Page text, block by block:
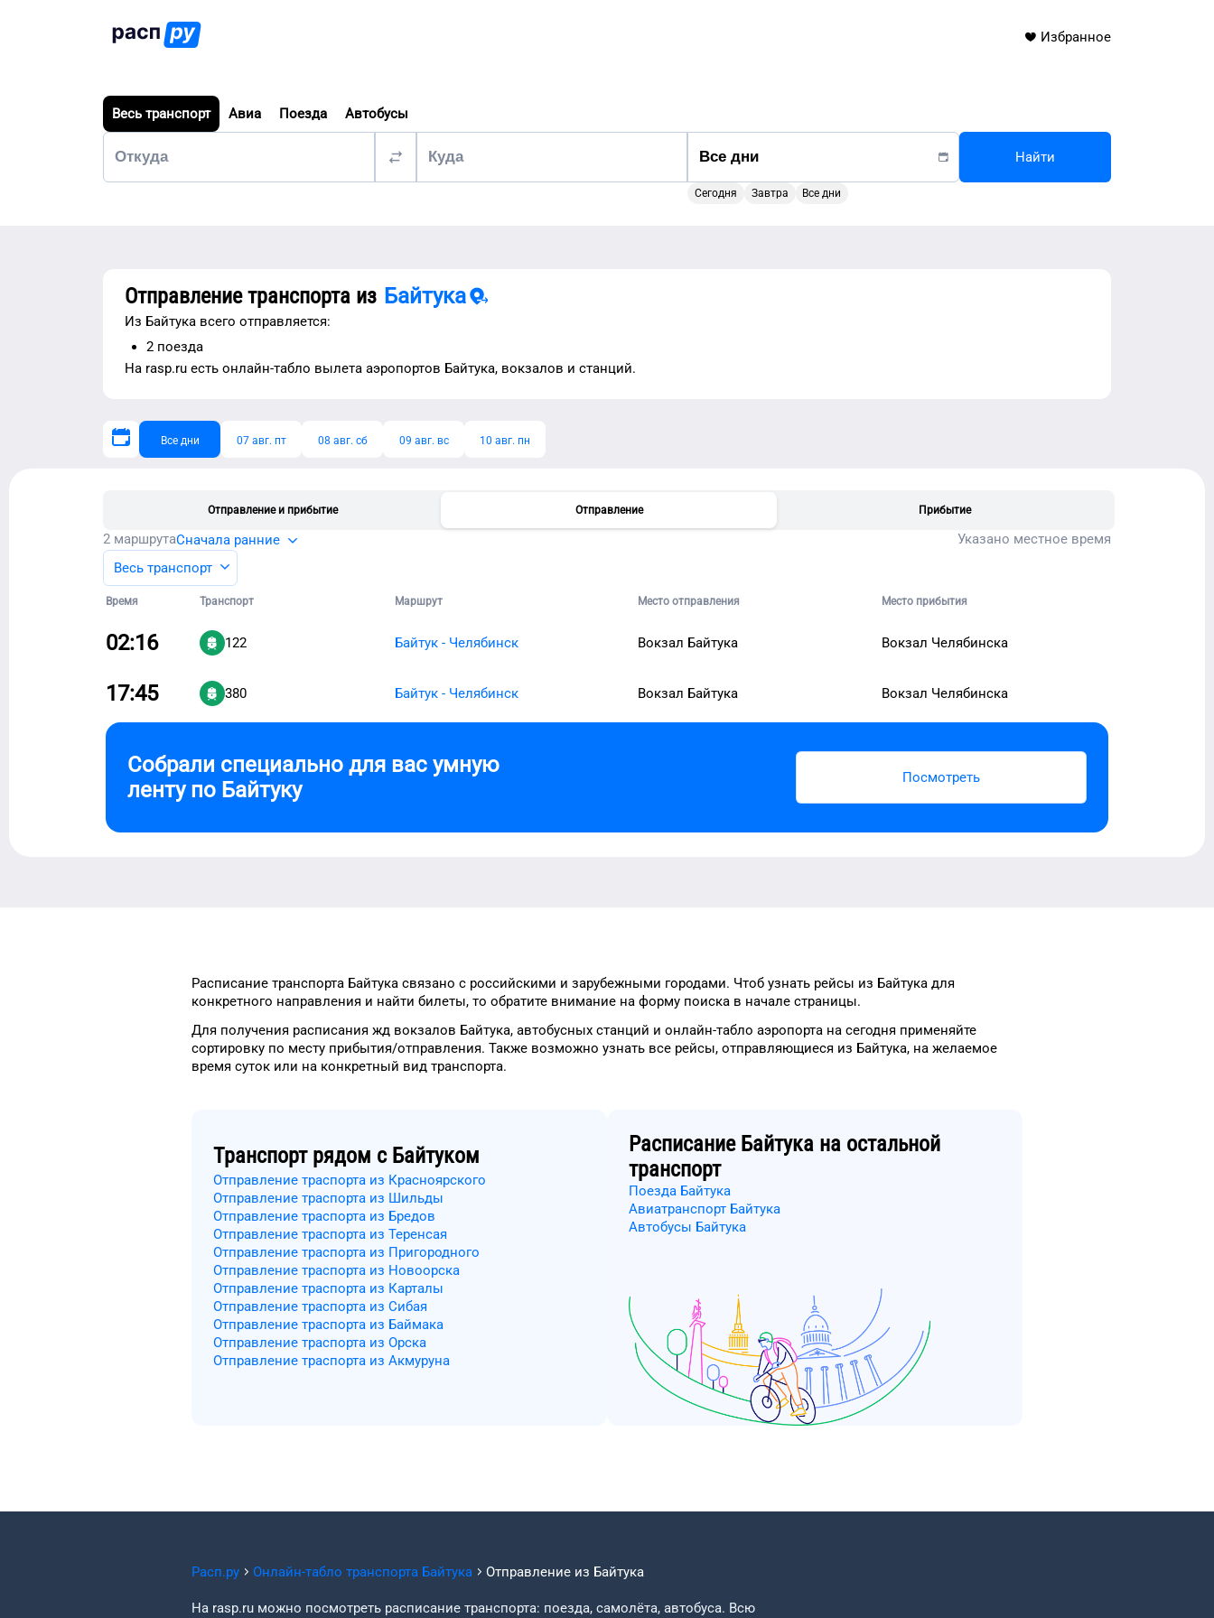
Избранное
Весь транспорт Авиа Поезда Автобусы
Сегодня Завтра Все дни
Найти
Отправление транспорта из Байтука
Из Байтука всего отправляется:
2 поезда
На rasp.ru есть онлайн-табло вылета аэропортов Байтука, вокзалов и станций.
Все дни 07 авг. пт 08 авг. сб 09 авг. вс 10 авг. пн
Отправление и прибытие Отправление Прибытие
2 маршрутаСначала ранние
Указано местное время
Весь транспорт
Время Транспорт Маршрут Место отправления Место прибытия
02:16 122 Байтук - Челябинск Вокзал Байтука Вокзал Челябинска
17:45 380 Байтук - Челябинск Вокзал Байтука Вокзал Челябинска
Собрали специально для вас умную
ленту по Байтуку Посмотреть
Расписание транспорта Байтука связано с российскими и зарубежными городами. Чтоб узнать рейсы из Байтука для
конкретного направления и найти билеты, то обратите внимание на форму поиска в начале страницы.
Для получения расписания жд вокзалов Байтука, автобусных станций и онлайн-табло аэропорта на сегодня применяйте
сортировку по месту прибытия/отправления. Также возможно узнать все рейсы, отправляющиеся из Байтука, на желаемое
время суток или на конкретный вид транспорта.
Транспорт рядом с Байтуком
Отправление траспорта из Красноярского
Отправление траспорта из Шильды
Отправление траспорта из Бредов
Отправление траспорта из Теренсая
Отправление траспорта из Пригородного
Отправление траспорта из Новоорска
Отправление траспорта из Карталы
Отправление траспорта из Сибая
Отправление траспорта из Баймака
Отправление траспорта из Орска
Отправление траспорта из Акмуруна
Расписание Байтука на остальной
транспорт
Поезда Байтука
Авиатранспорт Байтука
Автобусы Байтука
Расп.ру Онлайн-табло транспорта Байтука Отправление из Байтука
На rasp.ru можно посмотреть расписание транспорта: поезда, самолёта, автобуса. Всю